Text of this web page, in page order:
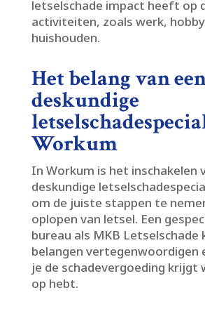
letselschade impact heeft op
activiteiten, zoals werk,
huishouden.​
Het belang van
deskundige
Workum
In Workum is het inschakelen
deskundige
om de juiste stappen te
oplopen van letsel.​ Een
bureau als MKB Letselschade
belangen vertegenwoordigen
je de schadevergoeding krijgt
op hebt.​